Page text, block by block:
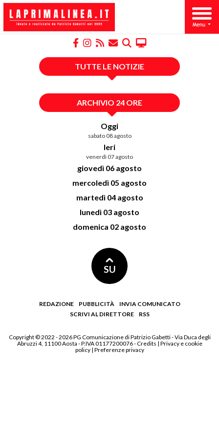
TUTTE LE NOTIZIE
ARCHIVIO 24 ORE
Oggi
sabato 08 agosto
Ieri
venerdì 07 agosto
giovedì 06 agosto
mercoledì 05 agosto
martedì 04 agosto
lunedì 03 agosto
domenica 02 agosto
SU
REDAZIONE PUBBLICITÀ
INVIA COMUNICATO
SCRIVI AL DIRETTORE
RSS
Copyright © 2022 - 2026 PG Comunicazione di Patrizio Gabetti - Via Duca degli
Abruzzi 4, 11100 Aosta - P.IVA 01177200076 -Credits | Privacy e cookie
policy| Preferenze privacy